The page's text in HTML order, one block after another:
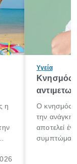
η
Υγεία
Κνησμός:
Ο κνησμός
την ανάγκη
αποτελεί